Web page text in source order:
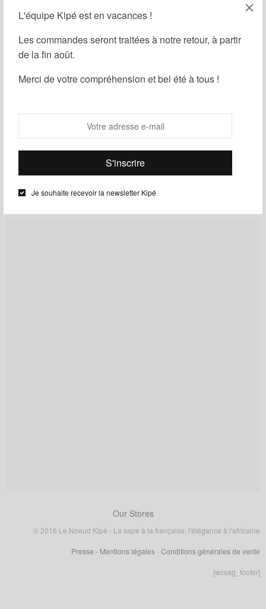
L'équipe Kipé est en vacances !
Les commandes seront traitées à notre retour, à partir
de la fin août.
Merci de votre compréhension et bel été à tous !
Je souhaite recevoir la newsletter Kipé
roduction raisonnée, circuits courts, transparence, des
et de Brazzaville.
plusieurs cultures, coloré et imagé.
Cyriane KM
Nous sommes situés au coeur
du 18ème arrondissement de
Paris
Our Stores
© 2016 Le Noeud Kipé - La sape à la française, l'élégance à l'africaine
Presse - Mentions légales- Conditions générales de vente
[wcsag_footer]